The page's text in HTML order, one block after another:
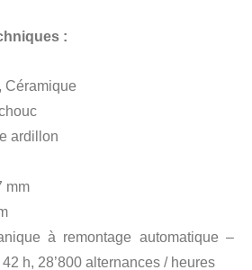
:
Céramique
ardillon
mm
à remontage automatique –
h, 28’800 alternances / heures